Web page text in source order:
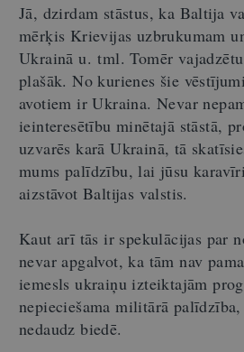
Jā, dzirdam stāstus, ka Baltija
mērķis Krievijas uzbrukumam
Ukrainā u. tml. Tomēr
plašāk. No kurienes šie
avotiem ir Ukraina. Nevar
ieinteresētību minētajā stāstā,
uzvarēs karā Ukrainā, tā
mums palīdzību, lai jūsu
aizstāvot Baltijas valstis.
Kaut arī tās ir spekulācijas par
nevar apgalvot, ka tām nav
iemesls ukraiņu izteiktajām
nepieciešama militārā
nedaudz biedē.